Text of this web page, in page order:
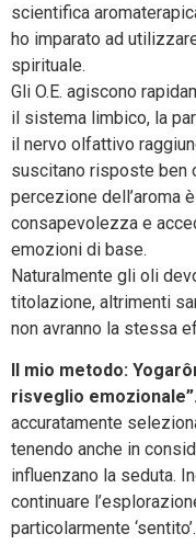
scientifica
ho imparato ad
spirituale.
Gli O.E. agiscono
il sistema limbico, la
il nervo olfattivo
suscitano risposte ben
percezione dell’aroma
consapevolezza e
emozioni di base.
Naturalmente gli oli
titolazione, altrimenti
non avranno la stessa
Il mio metodo:
risveglio
accuratamente
tenendo anche in
influenzano la seduta.
continuare
particolarmente ‘sentito’.